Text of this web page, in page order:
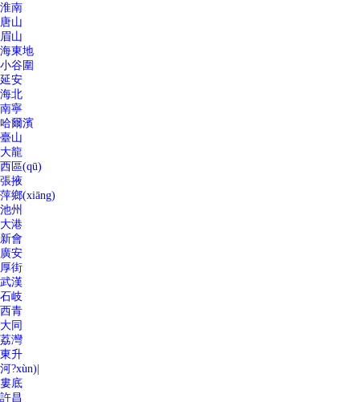
淮南
唐山
眉山
海東地
小谷圍
延安
海北
南寧
哈爾濱
臺山
大龍
西區(qū)
張掖
萍鄉(xiāng)
池州
大港
新會
廣安
厚街
武漢
石岐
西青
大同
荔灣
東升
河?xùn)|
婁底
許昌